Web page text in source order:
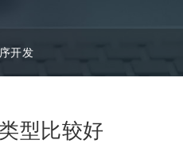
开发
型比较好